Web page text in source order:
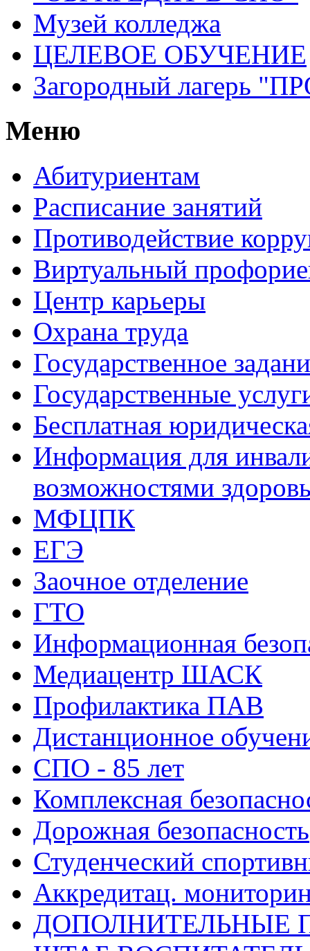
Музей колледжа
ЦЕЛЕВОЕ ОБУЧЕНИЕ
Загородный лагерь
Меню
Абитуриентам
Расписание занятий
Противодействие
Виртуальный
Центр карьеры
Охрана труда
Государственное
Государственные
Бесплатная
Информация для
возможностями
МФЦПК
ЕГЭ
Заочное отделение
ГТО
Информационная
Медиацентр ШАСК
Профилактика ПАВ
Дистанционное
СПО - 85 лет
Комплексная
Дорожная безопасность
Студенческий
Аккредитац.
ДОПОЛНИТЕЛЬНЫЕ